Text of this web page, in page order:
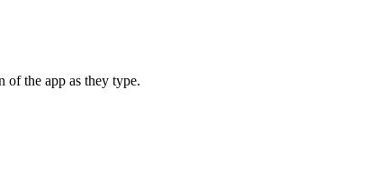
of the app as they type.